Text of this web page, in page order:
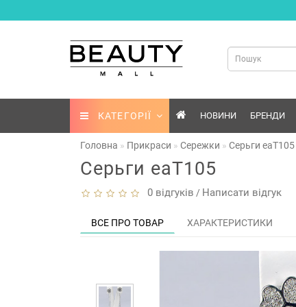
КАТЕГОРІЇ НОВИНИ БРЕНДИ
Головна Прикраси Сережки Серьги eaT105
Серьги eaT105
0 відгуків / Написати відгук
ВСЕ ПРО ТОВАР ХАРАКТЕРИСТИКИ